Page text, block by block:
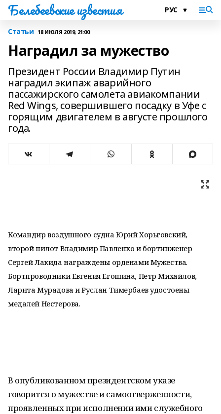
Белебеевские известия
Статьи 18 ИЮЛЯ 2019, 21:00
Наградил за мужество
Президент России Владимир Путин
наградил экипаж аварийного
пассажирского самолета авиакомпании
Red Wings, совершившего посадку в Уфе с
горящим двигателем в августе прошлого
года.
Командир воздушного судна Юрий Хорьговский,
второй пилот Владимир Павленко и бортинженер
Сергей Лакида награждены орденами Мужества.
Бортпроводники Евгения Егошина, Петр Михайлов,
Ларита Мурадова и Руслан Тимербаев удостоены
медалей Нестерова.
В опубликованном президентском указе
говорится о мужестве и самоотверженности,
проявленных при исполнении ими служебного